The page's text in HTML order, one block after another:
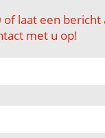
laat een bericht
met u op!